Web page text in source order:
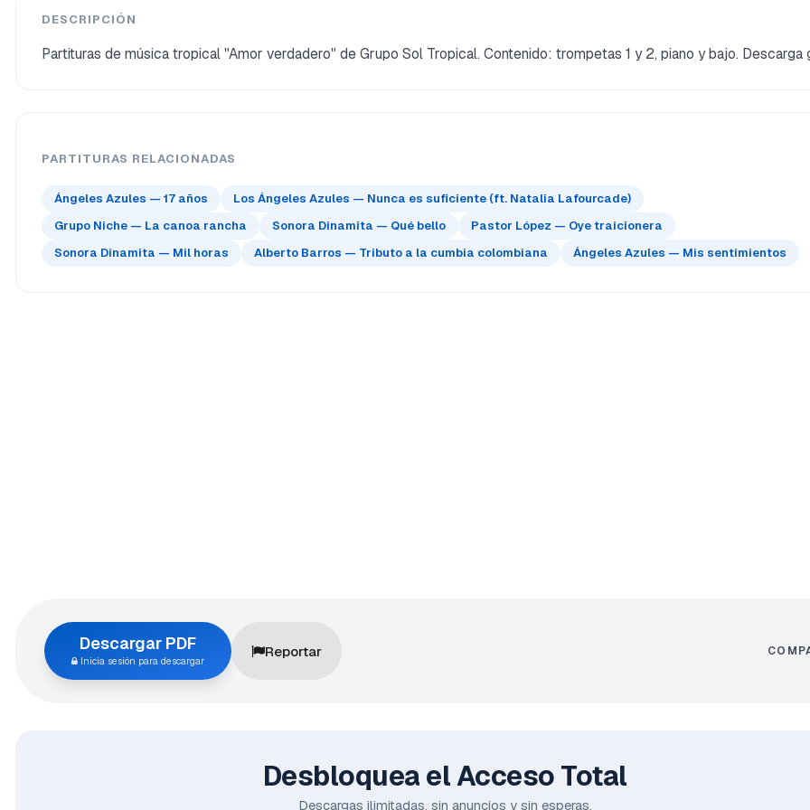
DESCRIPCIÓN
Partituras de música tropical "Amor verdadero" de Grupo Sol Tropical. Contenido: trompetas 1 y 2, piano y bajo. Descarga
PARTITURAS RELACIONADAS
Ángeles Azules — 17 años
Los Ángeles Azules — Nunca es suficiente (ft. Natalia Lafourcade)
Grupo Niche — La canoa rancha
Sonora Dinamita — Qué bello
Pastor López — Oye traicionera
Sonora Dinamita — Mil horas
Alberto Barros — Tributo a la cumbia colombiana Ángeles Azules — Mis sentimientos
Descargar PDF
Inicia sesión para descargar
Reportar
Desbloquea el Acceso Total
Descargas ilimitadas, sin anuncios y sin esperas.